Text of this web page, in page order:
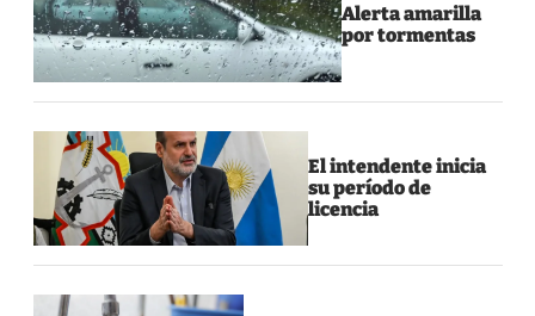
Alerta amarilla
por tormentas
El intendente inicia
su período de
licencia